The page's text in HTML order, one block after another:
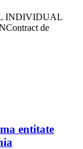
INDIVIDUAL
de
entitate